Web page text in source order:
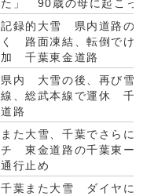
た」 90歳の母に起こっ
記録的大雪 県内道路の
く 路面凍結、転倒でけ
加 千葉東金道路
県内 大雪の後、再び
線、総武本線で運休 千
道路
また大雪、千葉でさらに
チ 東金道路の千葉東ー
通行止め
千葉また大雪 ダイヤ